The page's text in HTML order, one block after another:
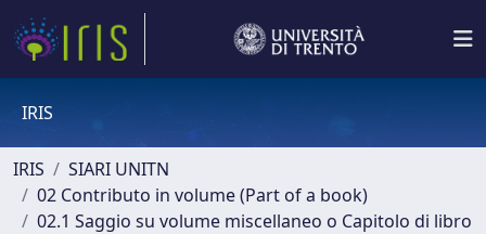
IRIS
IRIS
SIARI UNITN
02 Contributo in volume (Part of a book)
02.1 Saggio su volume miscellaneo o Capitolo di libro